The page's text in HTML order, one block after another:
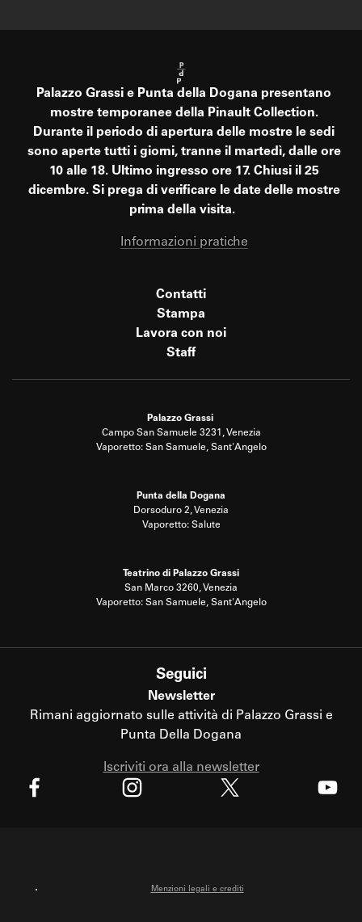
Palazzo Grassi e Punta della Dogana presentano
mostre temporanee della Pinault Collection.
Durante il periodo di apertura delle mostre le sedi
sono aperte tutti i giorni, tranne il martedì, dalle ore
10 alle 18. Ultimo ingresso ore 17. Chiusi il 25
dicembre. Si prega di verificare le date delle mostre
prima della visita.
Informazioni pratiche
Contatti
Stampa
Lavora con noi
Staff
Palazzo Grassi
Campo San Samuele 3231, Venezia
Vaporetto: San Samuele, Sant'Angelo
Punta della Dogana
Dorsoduro 2, Venezia
Vaporetto: Salute
Teatrino di Palazzo Grassi
San Marco 3260, Venezia
Vaporetto: San Samuele, Sant'Angelo
Seguici
Newsletter
Rimani aggiornato sulle attività di Palazzo Grassi e
Punta Della Dogana
Iscriviti ora alla newsletter
Menzioni legali e crediti